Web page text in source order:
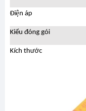
Điện áp
Kiểu đóng gói
Kích thước